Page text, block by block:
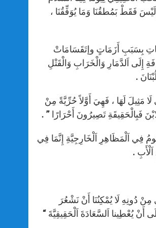
فَقَطْ بَمُطقُنَا وَمَا يُوَفِّقُنَا ،
بِسَبَبِ أَزَمَاتٍ وإتَقَسَامَاتْ
إِلَى اَلدَّمَارِ وَالْخَرَابِ وَالْقَتْلِ
.
لَا مَثِيلَ لَهَا ، فَهِيَ أَوَّلاً حُرِّيَّةً مِنْ
فَبِالْحَقِيقَةِ تَصِيرُونَ أَحْرَارًا ” .
فِي اَلْمَظَاهِرِ اَلْخَارِجِيَّةِ إِنَّمَا فِي
.
دُونِهِ لَا يُمْكِنُنَا أَنْ نَشْعُرَ
أَنْ يُعْطِينا اَلسَّعَادَةَ اَلْحَقِيقِيَّةَ “